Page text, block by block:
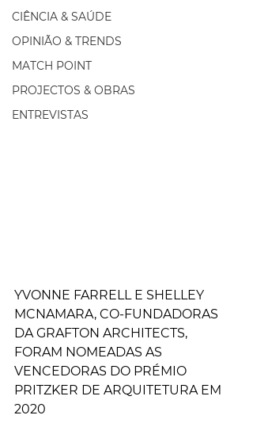
CIÊNCIA & SAÚDE
OPINIÃO & TRENDS
MATCH POINT
PROJECTOS & OBRAS
ENTREVISTAS
YVONNE FARRELL E SHELLEY
MCNAMARA, CO-FUNDADORAS
DA GRAFTON ARCHITECTS,
FORAM NOMEADAS AS
VENCEDORAS DO PRÉMIO
PRITZKER DE ARQUITETURA EM
2020